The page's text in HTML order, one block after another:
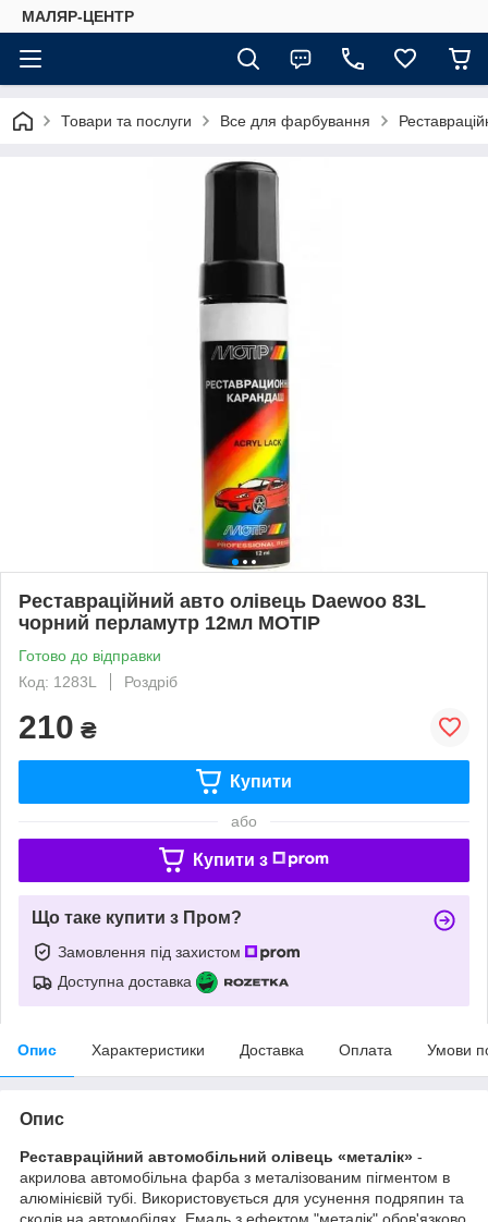
МАЛЯР-ЦЕНТР
Товари та послуги Все для фарбування
Реставраційний авто олівець Daewoo 83L
чорний перламутр 12мл MOTIP
Готово до відправки
Код: 1283L
Роздріб
210 ₴
Купити
або
Купити з
Що таке купити з Пром?
Замовлення під захистом
Доступна доставка
Опис Характеристики Доставка Оплата Умови
Опис
Реставраційний автомобільний олівець «металік» -
акрилова автомобільна фарба з металізованим пігментом в
алюмінієвій тубі. Використовується для усунення подряпин та
сколів на автомобілях. Емаль з ефектом "металік" обов'язково